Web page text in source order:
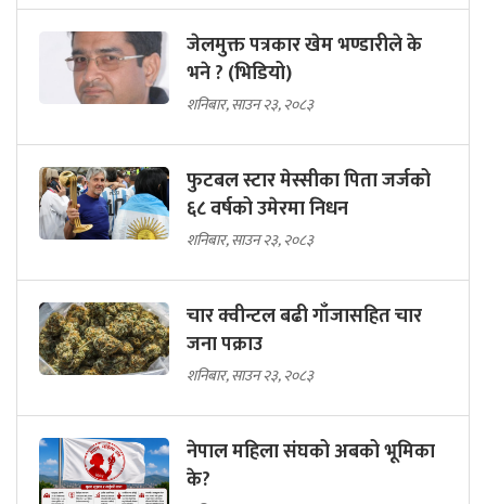
जेलमुक्त पत्रकार खेम भण्डारीले के
भने ? (भिडियो)
शनिबार, साउन २३, २०८३
फुटबल स्टार मेस्सीका पिता जर्जको
६८ वर्षको उमेरमा निधन
शनिबार, साउन २३, २०८३
चार क्वीन्टल बढी गाँजासहित चार
जना पक्राउ
शनिबार, साउन २३, २०८३
नेपाल महिला संघको अबको भूमिका
के?